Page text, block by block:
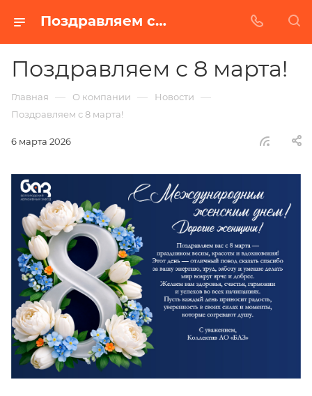
Поздравляем с 8 марта!
Поздравляем с 8 марта!
Главная — О компании — Новости —
Поздравляем с 8 марта!
6 марта 2026